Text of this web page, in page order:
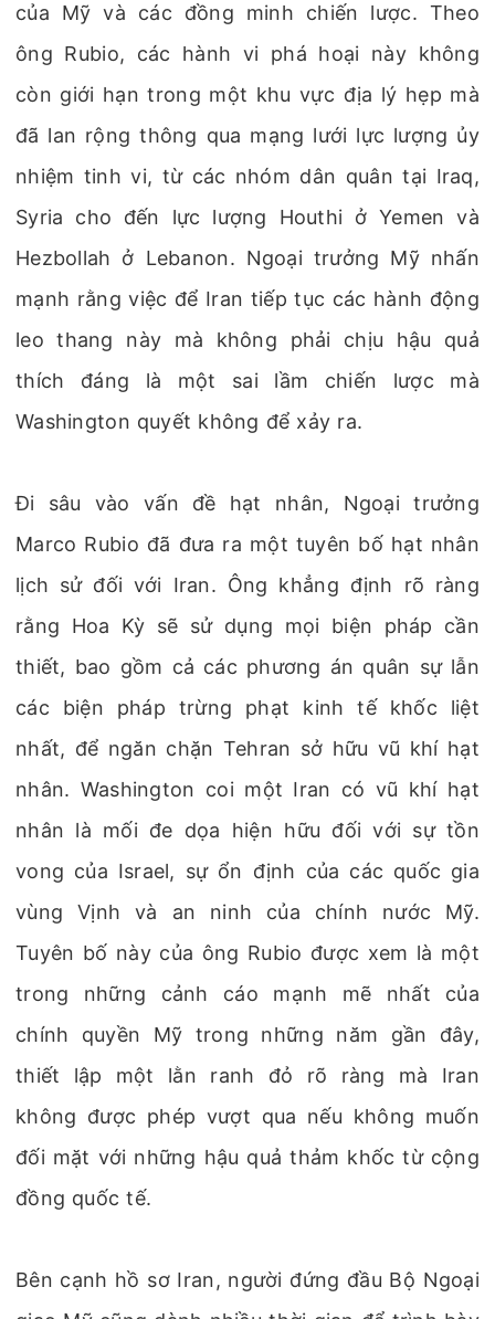
của Mỹ và các đồng minh chiến lược. Theo
ông Rubio, các hành vi phá hoại này không
còn giới hạn trong một khu vực địa lý hẹp mà
đã lan rộng thông qua mạng lưới lực lượng ủy
nhiệm tinh vi, từ các nhóm dân quân tại Iraq,
Syria cho đến lực lượng Houthi ở Yemen và
Hezbollah ở Lebanon. Ngoại trưởng Mỹ nhấn
mạnh rằng việc để Iran tiếp tục các hành động
leo thang này mà không phải chịu hậu quả
thích đáng là một sai lầm chiến lược mà
Washington quyết không để xảy ra.
Đi sâu vào vấn đề hạt nhân, Ngoại trưởng
Marco Rubio đã đưa ra một tuyên bố hạt nhân
lịch sử đối với Iran. Ông khẳng định rõ ràng
rằng Hoa Kỳ sẽ sử dụng mọi biện pháp cần
thiết, bao gồm cả các phương án quân sự lẫn
các biện pháp trừng phạt kinh tế khốc liệt
nhất, để ngăn chặn Tehran sở hữu vũ khí hạt
nhân. Washington coi một Iran có vũ khí hạt
nhân là mối đe dọa hiện hữu đối với sự tồn
vong của Israel, sự ổn định của các quốc gia
vùng Vịnh và an ninh của chính nước Mỹ.
Tuyên bố này của ông Rubio được xem là một
trong những cảnh cáo mạnh mẽ nhất của
chính quyền Mỹ trong những năm gần đây,
thiết lập một lằn ranh đỏ rõ ràng mà Iran
không được phép vượt qua nếu không muốn
đối mặt với những hậu quả thảm khốc từ cộng
đồng quốc tế.
Bên cạnh hồ sơ Iran, người đứng đầu Bộ Ngoại